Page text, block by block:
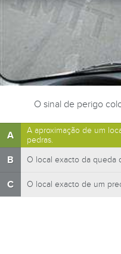
O sinal de perigo
A
A aproximação de um
pedras.
B O local exacto da queda
C O local exacto de um